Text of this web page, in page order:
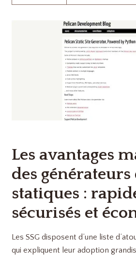
Les avantages
des générateurs
statiques :
sécurisés et
Les SSG disposent d’une liste
qui expliquent leur adoption